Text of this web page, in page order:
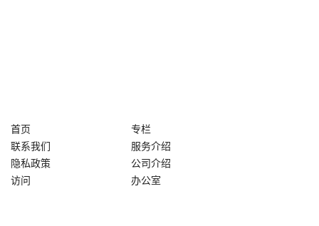
首页
专栏
联系我们
服务介绍
隐私政策
公司介绍
访问
办公室